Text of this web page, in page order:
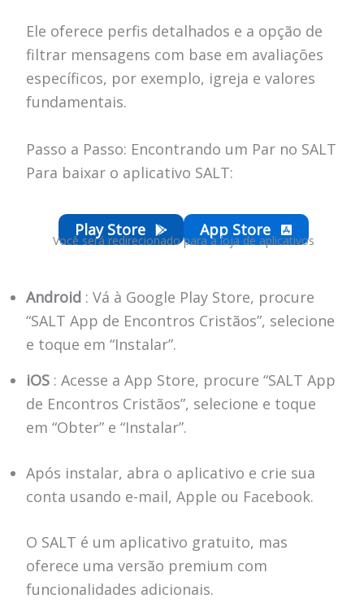
Ele oferece perfis detalhados e a opção de
filtrar mensagens com base em avaliações
específicos, por exemplo, igreja e valores
fundamentais.
Passo a Passo: Encontrando um Par no SALT
Para baixar o aplicativo SALT:
Play Store App Store
Você será redirecionado para a loja de aplicativos
Android: Vá à Google Play Store, procure
“SALT App de Encontros Cristãos”, selecione
e toque em “Instalar”.
iOS: Acesse a App Store, procure “SALT App
de Encontros Cristãos”, selecione e toque
em “Obter” e “Instalar”.
Após instalar, abra o aplicativo e crie sua
conta usando e-mail, Apple ou Facebook.
O SALT é um aplicativo gratuito, mas
oferece uma versão premium com
funcionalidades adicionais.